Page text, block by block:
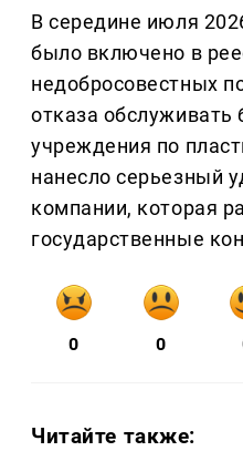
В середине июля
было включено в
недобросовестных
отказа
учреждения по
нанесло серьезный
компании, которая
государственные
0 0
Читайте также: